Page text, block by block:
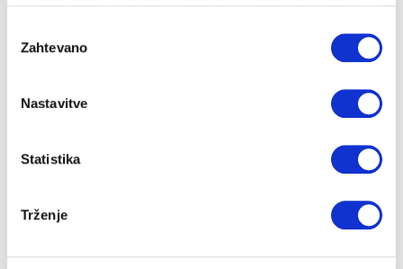
soglasja
Zahtevano
Nastavitve
Statistika
Trženje
DELA NA OMREŽJU
PRIJAVA NA OBVEŠČANJE